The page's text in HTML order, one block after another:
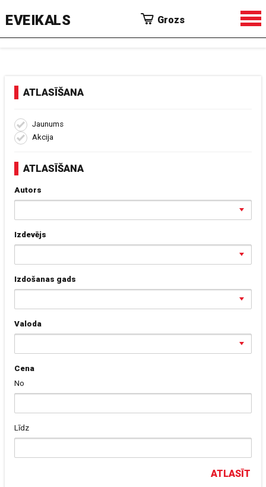
EVEIKALS Grozs
ATLASĪŠANA
Jaunums
Akcija
ATLASĪŠANA
Autors
Izdevējs
Izdošanas gads
Valoda
Cena
No
Līdz
ATLASĪT